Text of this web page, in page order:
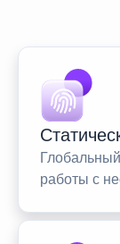
работы с